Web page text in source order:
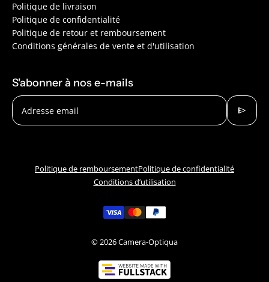
Politique de livraison
Politique de confidentialité
Politique de retour et remboursement
Conditions générales de vente et d'utilisation
S'abonner à nos e-mails
Adresse email send
Politique de remboursementPolitique de confidentialité
Conditions d’utilisation
© 2026Camera-Optiqua